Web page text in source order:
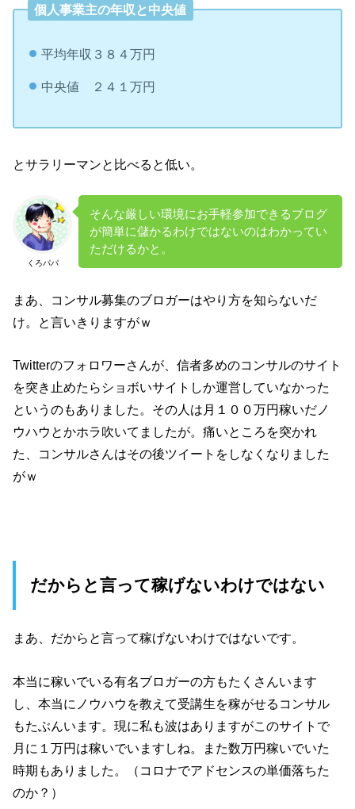
個人事業主の年収と中央値
平均年収３８４万円
中央値 ２４１万円
とサラリーマンと比べると低い。
くろパパ
そんな厳しい環境にお手軽参加できるブログ
が簡単に儲かるわけではないのはわかってい
ただけるかと。
まあ、コンサル募集のブロガーはやり方を知らないだ
け。と言いきりますがｗ
Twitterのフォロワーさんが、信者多めのコンサルのサイト
を突き止めたらショボいサイトしか運営していなかった
というのもありました。その人は月１００万円稼いだノ
ウハウとかホラ吹いてましたが。痛いところを突かれ
た、コンサルさんはその後ツイートをしなくなりました
がｗ
だからと言って稼げないわけではない
まあ、だからと言って稼げないわけではないです。
本当に稼いでいる有名ブロガーの方もたくさんいます
し、本当にノウハウを教えて受講生を稼がせるコンサル
もたぶんいます。現に私も波はありますがこのサイトで
月に１万円は稼いでいますしね。また数万円稼いでいた
時期もありました。（コロナでアドセンスの単価落ちた
のか？）